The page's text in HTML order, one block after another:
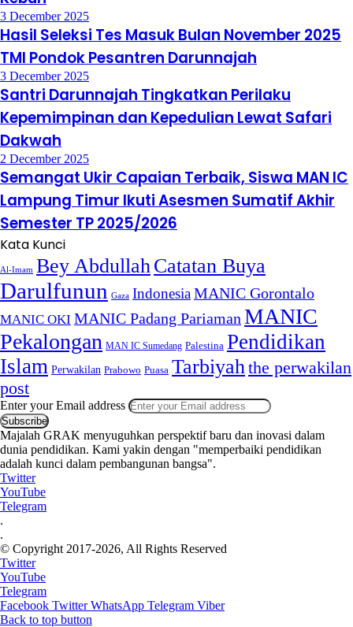
3 December 2025
Hasil Seleksi Tes Masuk Bulan November 2025
TMI Pondok Pesantren Darunnajah
3 December 2025
Santri Darunnajah Tingkatkan Perilaku
Kepemimpinan dan Kepedulian Lewat Safari
Dakwah
2 December 2025
Semangat Ukir Capaian Terbaik, Siswa MAN IC
Lampung Timur Ikuti Asesmen Sumatif Akhir
Semester TP 2025/2026
Kata Kunci
Al-Imam Bey AbdullahCatatan Buya
Darulfunun Gaza IndonesiaMANIC Gorontalo
MANIC OKI MANIC Padang Pariaman MANIC
Pekalongan MAN IC Sumedang Palestina Pendidikan
Islam Perwakilan Prabowo Puasa Tarbiyahthe perwakilan
post
Enter your Email address
Majalah GRAK menyuguhkan perspektif baru dan inovasi dalam
dunia pendidikan. Kami yakin dengan "memperbaiki pendidikan
adalah kunci dalam pembangunan bangsa".
Twitter
YouTube
Telegram
.
.
© Copyright 2017-2026, All Rights Reserved
Twitter
YouTube
Telegram
Facebook Twitter WhatsApp Telegram Viber
Back to top button